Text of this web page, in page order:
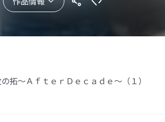
拓～ＡｆｔｅｒＤｅｃａｄｅ～（１）